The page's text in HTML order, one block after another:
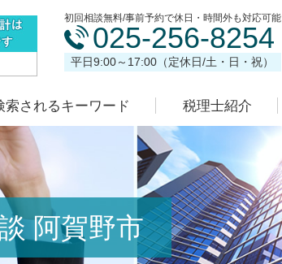
阿賀野市
初回相談無料/事前予約で休日・時間外も対応可能
025-256-8254
平日9:00～17:00（定休日/土・日・祝）
索されるキーワード 税理士紹介